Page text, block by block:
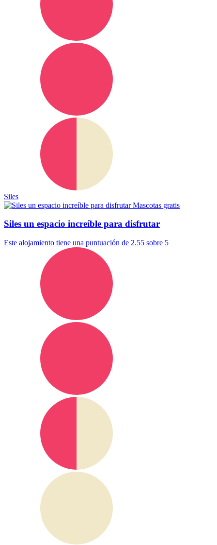
Siles
Mascotas gratis
Siles un espacio increíble para disfrutar
Este alojamiento tiene una puntuación de 2.55 sobre 5